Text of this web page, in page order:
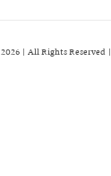
2026 | All Rights Reserved |